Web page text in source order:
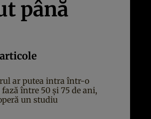
până
ar putea intra într-o
între 50 și 75 de ani,
un studiu